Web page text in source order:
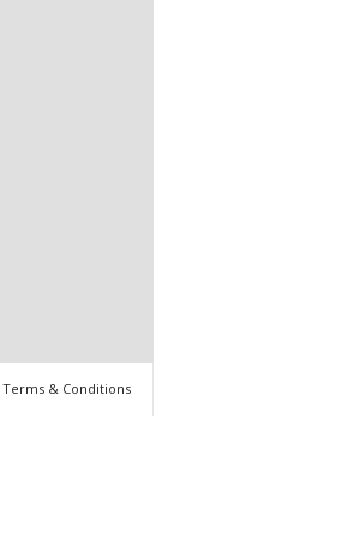
Terms & Conditions